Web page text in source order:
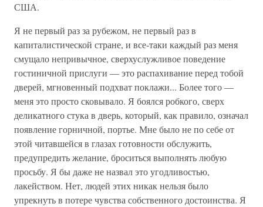
США.
Я не первый раз за рубежом, не первый раз в
капиталистической стране, и все-таки каждый раз меня
смущало непривычное, сверхуслужливое поведение
гостиничной прислуги — это распахивание перед тобой
дверей, мгновенный подхват поклажи... Более того —
меня это просто сковывало. Я боялся робкого, сверх
деликатного стука в дверь, который, как правило, означал
появление горничной, портье. Мне было не по себе от
этой читавшейся в глазах готовности обслужить,
предупредить желание, броситься выполнять любую
просьбу. Я бы даже не назвал это угодливостью,
лакейством. Нет, людей этих никак нельзя было
упрекнуть в потере чувства собственного достоинства. Я